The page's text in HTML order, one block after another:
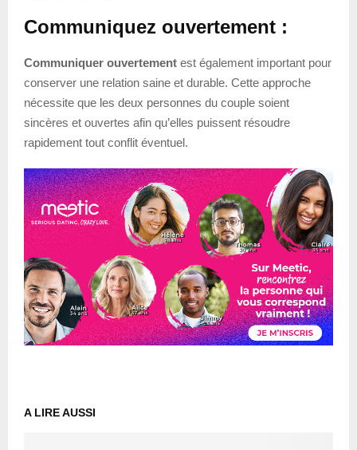
Communiquez ouvertement :
Communiquer ouvertement est également important pour
conserver une relation saine et durable. Cette approche
nécessite que les deux personnes du couple soient
sincères et ouvertes afin qu’elles puissent résoudre
rapidement tout conflit éventuel.
A LIRE AUSSI